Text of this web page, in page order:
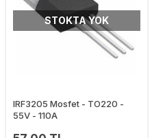
STOKTA YOK
IRF3205 Mosfet - TO220 -
55V - 110A